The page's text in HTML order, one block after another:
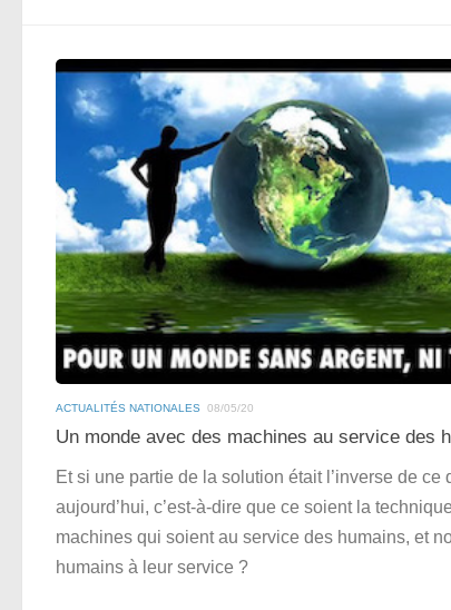
ACTUALITÉS NATIONALES 08/05/20
Un monde avec des machines au service des
Et si une partie de la solution était l’inverse de ce
aujourd’hui, c’est-à-dire que ce soient la
machines qui soient au service des humains, et
humains à leur service ?